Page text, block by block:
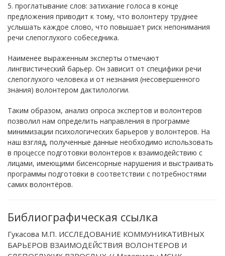
5. проглатывание слов: затихание голоса в конце
предложения приводит к тому, что волонтеру труднее
услышать каждое слово, что повышает риск непонимания
речи слепоглухого собеседника.
Наименее выраженным эксперты отмечают
лингвистический барьер. Он зависит от специфики речи
слепоглухого человека и от незнания (несовершенного
знания) волонтером дактилологии.
Таким образом, анализ опроса экспертов и волонтеров
позволил нам определить направления в программе
минимизации психологических барьеров у волонтеров. На
наш взгляд, полученные данные необходимо использовать
в процессе подготовки волонтеров к взаимодействию с
лицами, имеющими бисенсорные нарушения и выстраивать
программы подготовки в соответствии с потребностями
самих волонтёров.
Библиографическая ссылка
Гукасова М.П. ИССЛЕДОВАНИЕ КОММУНИКАТИВНЫХ
БАРЬЕРОВ ВЗАИМОДЕЙСТВИЯ ВОЛОНТЕРОВ И